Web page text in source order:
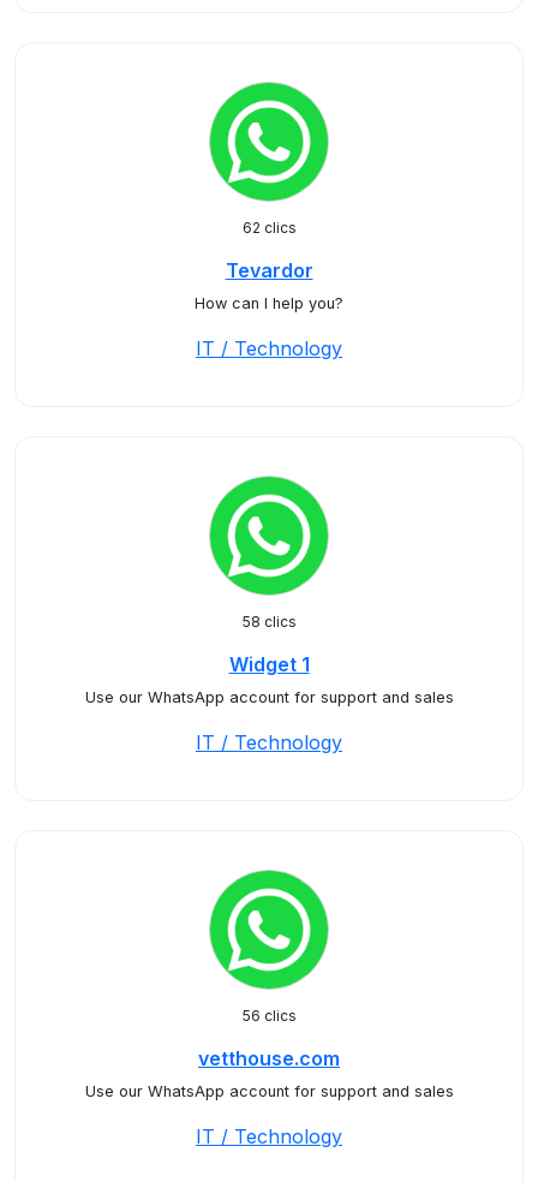
62 clics
Tevardor
How can I help you?
IT / Technology
58 clics
Widget 1
Use our WhatsApp account for support and sales
IT / Technology
56 clics
vetthouse.com
Use our WhatsApp account for support and sales
IT / Technology